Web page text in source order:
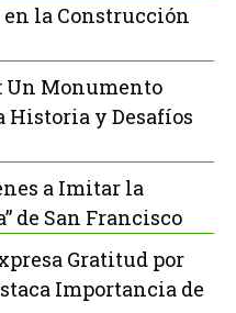
en la Construcción
Un Monumento
Historia y Desafíos
a Imitar la
de San Francisco
Gratitud por
Importancia de